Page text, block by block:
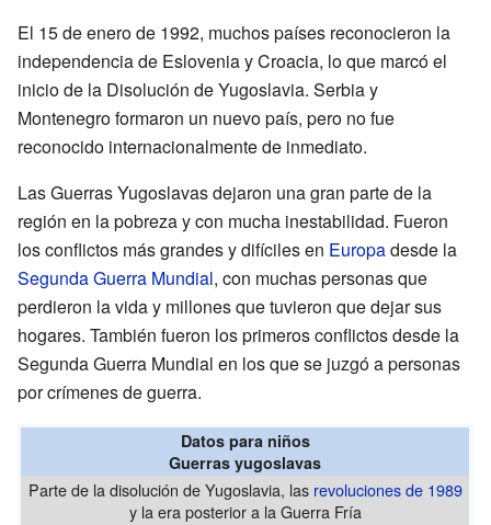
El 15 de enero de 1992, muchos países reconocieron la
independencia de Eslovenia y Croacia, lo que marcó el
inicio de la Disolución de Yugoslavia. Serbia y
Montenegro formaron un nuevo país, pero no fue
reconocido internacionalmente de inmediato.
Las Guerras Yugoslavas dejaron una gran parte de la
región en la pobreza y con mucha inestabilidad. Fueron
los conflictos más grandes y difíciles en Europadesde la
Segunda Guerra Mundial, con muchas personas que
perdieron la vida y millones que tuvieron que dejar sus
hogares. También fueron los primeros conflictos desde la
Segunda Guerra Mundial en los que se juzgó a personas
por crímenes de guerra.
Datos para niños
Guerras yugoslavas
Parte de la disolución de Yugoslavia, las revoluciones de 1989
y la era posterior a la Guerra Fría